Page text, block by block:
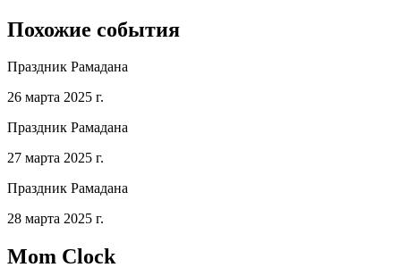
Похожие события
Праздник Рамадана
26 марта 2025 г.
Праздник Рамадана
27 марта 2025 г.
Праздник Рамадана
28 марта 2025 г.
Mom Clock